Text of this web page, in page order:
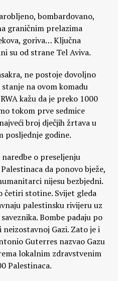
bombardovano,
graničnim prelazima
goriva… Ključna
su od strane Tel Aviva.
ne postoje dovoljno
na ovom komadu
kažu da je preko 1000
tokom prve sedmice
broj dječjih žrtava u
posljednje godine.
o preseljenju
da ponovo bježe,
nijesu bezbjedni.
četiri stotine. Svijet gleda
palestinsku rivijeru uz
Bombe padaju po
Gazi. Zato je i
Guterres nazvao Gazu
lokalnim zdravstvenim
Palestinaca.